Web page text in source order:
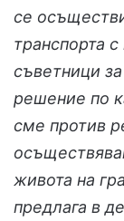
се
транспорта
съветници
решениe по
сме против
живота на
предлага в